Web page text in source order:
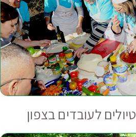
טיולים לעובדים בצפון